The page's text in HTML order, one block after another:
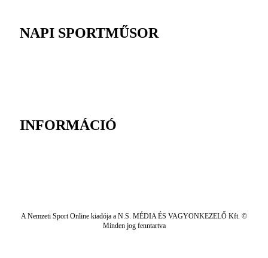
NAPI SPORTMŰSOR
INFORMÁCIÓ
A Nemzeti Sport Online kiadója a N.S. MÉDIA ÉS VAGYONKEZELŐ Kft. ©
Minden jog fenntartva